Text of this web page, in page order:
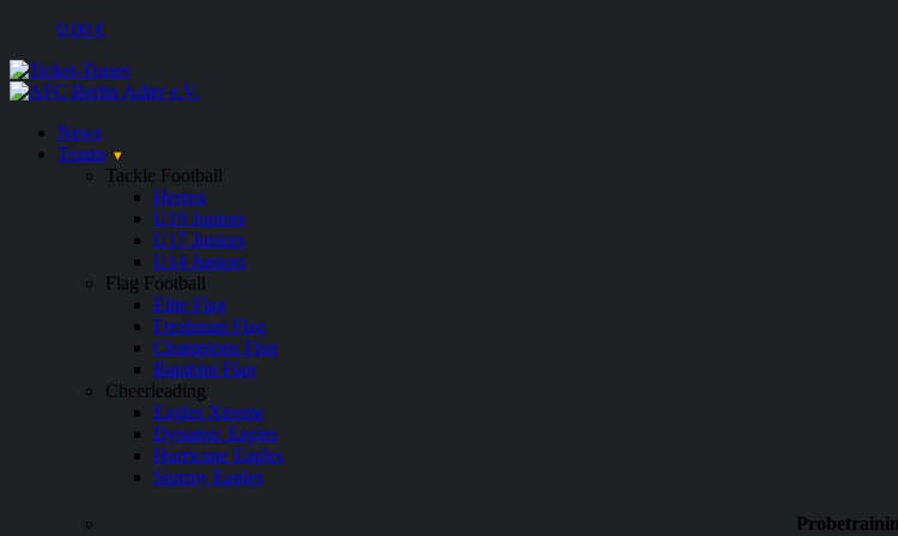
0,00 €
News
Teams
Tackle Football
Herren
U19 Juniors
U17 Juniors
U14 Juniors
Flag Football
Elite Flag
Freshman Flag
Champions Flag
Bambini Flag
Cheerleading
Eagles Xtreme
Dynamic Eagles
Hurricane Eagles
Stormy Eagles